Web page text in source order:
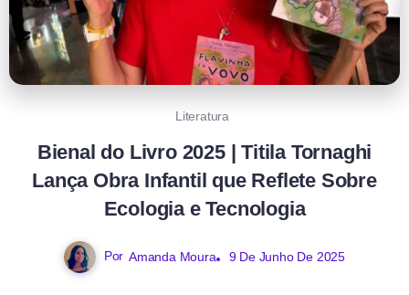
Literatura
Bienal do Livro 2025 | Titila Tornaghi
Lança Obra Infantil que Reflete Sobre
Ecologia e Tecnologia
Por Amanda Moura 9 De Junho De 2025